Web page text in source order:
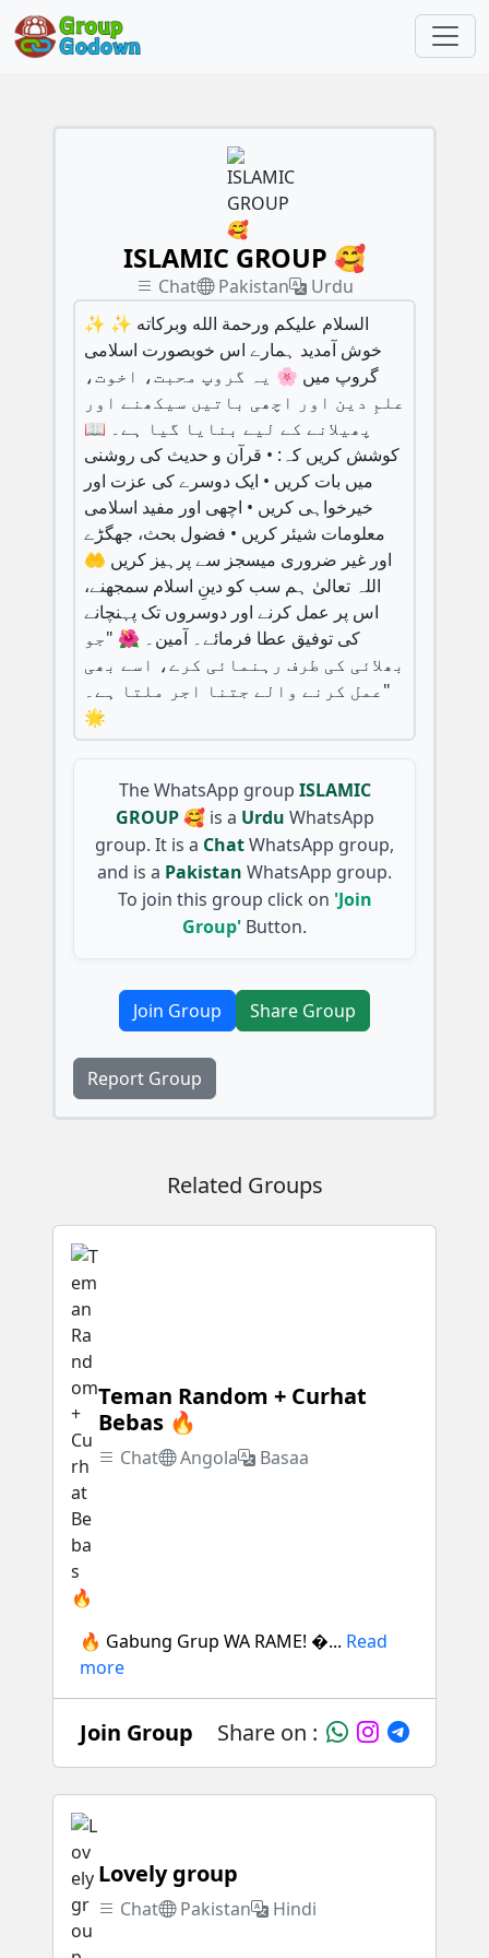
ISLAMIC GROUP 🥰
Chat Pakistan
Urdu
✨ السلام علیکم ورحمة الله وبرکاته ✨
خوش آمدید ہمارے اس خوبصورت اسلامی
گروپ میں 🌸 یہ گروپ محبت، اخوت،
علمِ دین اور اچھی باتیں سیکھنے اور
پھیلانے کے لیے بنایا گیا ہے۔ 📖
کوشش کریں کہ: • قرآن و حدیث کی روشنی
میں بات کریں • ایک دوسرے کی عزت اور
خیرخواہی کریں • اچھی اور مفید اسلامی
معلومات شیئر کریں • فضول بحث، جھگڑے
اور غیر ضروری میسجز سے پرہیز کریں 🤲
اللہ تعالیٰ ہم سب کو دینِ اسلام سمجھنے،
اس پر عمل کرنے اور دوسروں تک پہنچانے
کی توفیق عطا فرمائے۔ آمین۔ 🌺 "جو
بھلائی کی طرف رہنمائی کرے، اسے بھی
عمل کرنے والے جتنا اجر ملتا ہے۔"
🌟
The WhatsApp group ISLAMIC
GROUP 🥰 is a Urdu WhatsApp
group. It is a ChatWhatsApp group,
and is a Pakistan WhatsApp group.
To join this group click on 'Join
Group' Button.
Join Group Share Group
Report Group
Related Groups
Teman Random + Curhat
Bebas 🔥
Chat Angola Basaa
🔥 Gabung Grup WA RAME! �... Read
more
Join Group Share on :
Lovely group
Chat Pakistan Hindi